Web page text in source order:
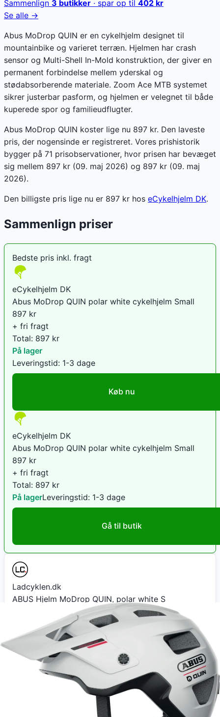
Sammenlign 3 butikker · spar op til 402 kr
Se alle →
Abus MoDrop QUIN er en cykelhjelm designet til
mountainbike og varieret terræn. Hjelmen har crash
sensor og Multi-Shell In-Mold konstruktion, der giver en
permanent forbindelse mellem yderskal og
stødabsorberende materiale. Zoom Ace MTB systemet
sikrer justerbar pasform, og hjelmen er velegnet til både
kuperede spor og familieudflugter.
Abus MoDrop QUIN koster lige nu 897 kr. Den laveste
pris, der nogensinde er registreret. Vores prishistorik
bygger på 71 prisobservationer, hvor prisen har bevæget
sig mellem 897 kr (09. maj 2026) og 897 kr (09. maj
2026).
Den billigste pris lige nu er 897 kr hos eCykelhjelm DK.
Sammenlign priser
Bedste pris inkl. fragt
eCykelhjelm DK
Abus MoDrop QUIN polar white cykelhjelm Small
897 kr
+ fri fragt
Total: 897 kr
På lager
Leveringstid: 1-3 dage
Køb nu
eCykelhjelm DK
Abus MoDrop QUIN polar white cykelhjelm Small
897 kr
+ fri fragt
Total: 897 kr
På lagerLeveringstid: 1-3 dage
Gå til butik
Ladcyklen.dk
ABUS Hjelm MoDrop QUIN, polar white S
+ 39 kr fragt
Total:
974kr
Leveringstid:1-3 hverdage
Køb nu